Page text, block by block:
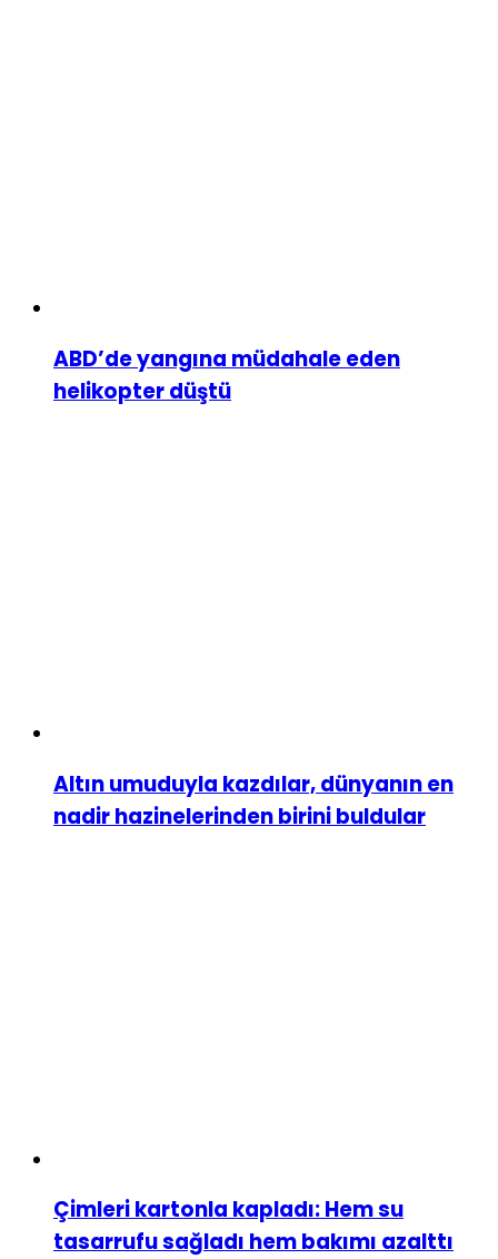
ABD’de yangına müdahale eden
helikopter düştü
Altın umuduyla kazdılar, dünyanın en
nadir hazinelerinden birini buldular
Çimleri kartonla kapladı: Hem su
tasarrufu sağladı hem bakımı azalttı